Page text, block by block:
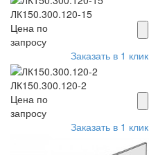
ЛК150.300.120-15
Цена по
запросу
Заказать в 1 клик
ЛК150.300.120-2
Цена по
запросу
Заказать в 1 клик